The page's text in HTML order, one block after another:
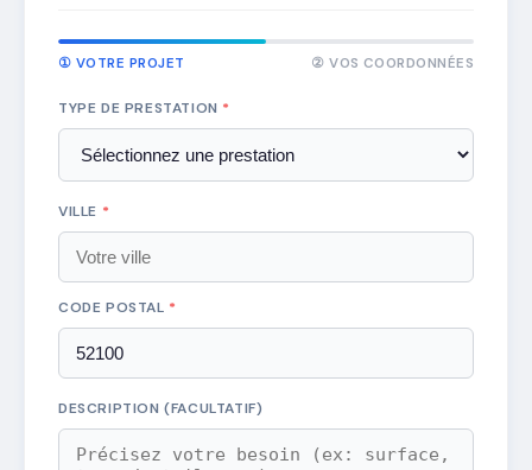
① VOTRE PROJET ② VOS COORDONNÉES
TYPE DE PRESTATION *
VILLE *
CODE POSTAL *
DESCRIPTION (FACULTATIF)